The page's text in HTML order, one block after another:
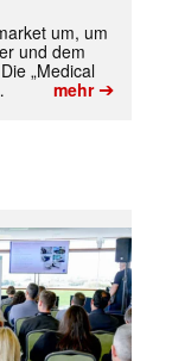
um, um
und dem
„Medical
mehr➔